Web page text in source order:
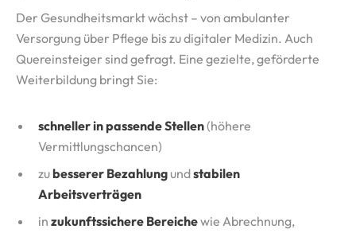
Der Gesundheitsmarkt wächst – von ambulanter
Versorgung über Pflege bis zu digitaler Medizin. Auch
Quereinsteiger sind gefragt. Eine gezielte, geförderte
Weiterbildung bringt Sie:
schneller in passende Stellen(höhere
Vermittlungschancen)
zubesserer Bezahlung undstabilen
Arbeitsverträgen
in zukunftssichere Bereichewie Abrechnung,